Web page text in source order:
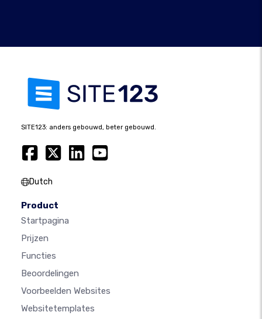
SITE123: anders gebouwd, beter gebouwd.
Dutch
Product
Startpagina
Prijzen
Functies
Beoordelingen
Voorbeelden Websites
Websitetemplates